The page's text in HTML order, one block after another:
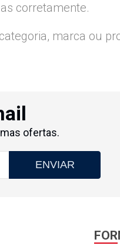
corretamente.
marca ou
ofertas.
ENVIAR